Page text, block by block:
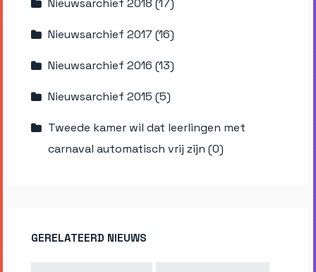
Nieuwsarchief 2018 (17)
Nieuwsarchief 2017 (16)
Nieuwsarchief 2016 (13)
Nieuwsarchief 2015 (5)
Tweede kamer wil dat leerlingen met
carnaval automatisch vrij zijn (0)
GERELATEERD NIEUWS